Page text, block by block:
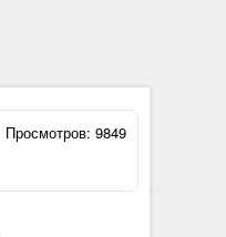
Просмотров: 9849